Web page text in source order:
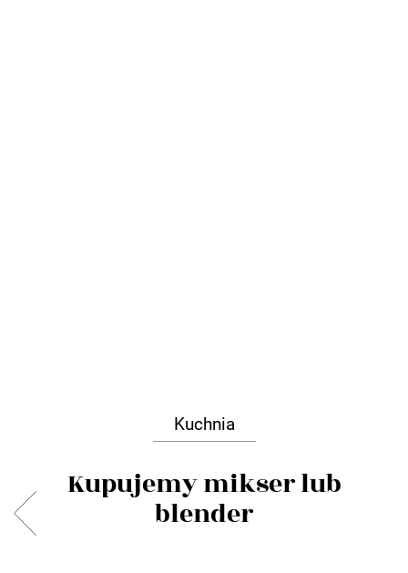
Kuchnia
Kupujemy mikser lub
blender